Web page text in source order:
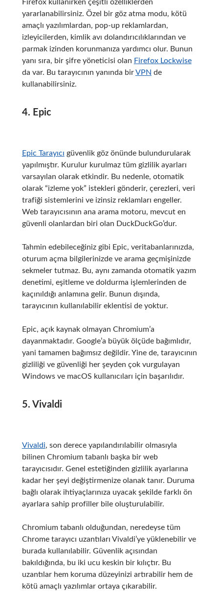
Firefox kullanırken çeşitli özelliklerden
yararlanabilirsiniz. Özel bir göz atma modu, kötü
amaçlı yazılımlardan, pop-up reklamlardan,
izleyicilerden, kimlik avı dolandırıcılıklarından ve
parmak izinden korunmanıza yardımcı olur. Bunun
yanı sıra, bir şifre yöneticisi olan Firefox Lockwise
da var. Bu tarayıcının yanında birVPN de
kullanabilirsiniz.
4. Epic
Epic Tarayıcı güvenlik göz önünde bulundurularak
yapılmıştır. Kurulur kurulmaz tüm gizlilik ayarları
varsayılan olarak etkindir. Bu nedenle, otomatik
olarak “izleme yok” istekleri gönderir, çerezleri, veri
trafiği sistemlerini ve izinsiz reklamları engeller.
Web tarayıcısının ana arama motoru, mevcut en
güvenli olanlardan biri olan DuckDuckGo’dur.
Tahmin edebileceğiniz gibi Epic, veritabanlarınızda,
oturum açma bilgilerinizde ve arama geçmişinizde
sekmeler tutmaz. Bu, aynı zamanda otomatik yazım
denetimi, eşitleme ve doldurma işlemlerinden de
kaçınıldığı anlamına gelir. Bunun dışında,
tarayıcının kullanılabilir eklentisi de yoktur.
Epic, açık kaynak olmayan Chromium’a
dayanmaktadır. Google’a büyük ölçüde bağımlıdır,
yani tamamen bağımsız değildir. Yine de, tarayıcının
gizliliği ve güvenliği her şeyden çok vurgulayan
Windows ve macOS kullanıcıları için başarılıdır.
5. Vivaldi
Vivaldi, son derece yapılandırılabilir olmasıyla
bilinen Chromium tabanlı başka bir web
tarayıcısıdır. Genel estetiğinden gizlilik ayarlarına
kadar her şeyi değiştirmenize olanak tanır. Duruma
bağlı olarak ihtiyaçlarınıza uyacak şekilde farklı ön
ayarlara sahip profiller bile oluşturulabilir.
Chromium tabanlı olduğundan, neredeyse tüm
Chrome tarayıcı uzantıları Vivaldi’ye yüklenebilir ve
burada kullanılabilir. Güvenlik açısından
bakıldığında, bu iki ucu keskin bir kılıçtır. Bu
uzantılar hem koruma düzeyinizi artırabilir hem de
kötü amaçlı yazılımlar ortaya çıkarabilir.